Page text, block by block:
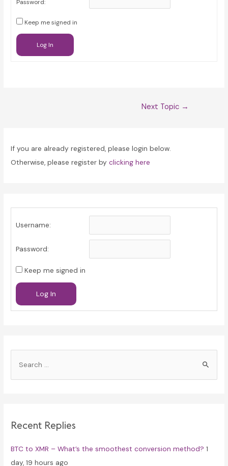
Password:
Keep me signed in
Log In
Next Topic →
If you are already registered, please login below.
Otherwise, please register byclicking here
Username:
Password:
Keep me signed in
Log In
h
o
Recent Replies
BTC to XMR – What’s the smoothest conversion method? 1
day, 19 hours ago